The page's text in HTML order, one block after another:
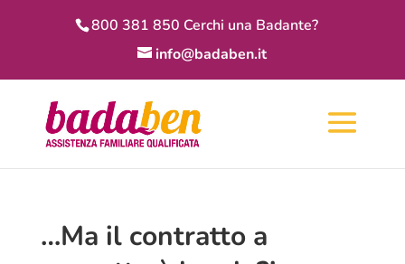
800 381 850 Cerchi una Badante?
info@badaben.it
…Ma il contratto a